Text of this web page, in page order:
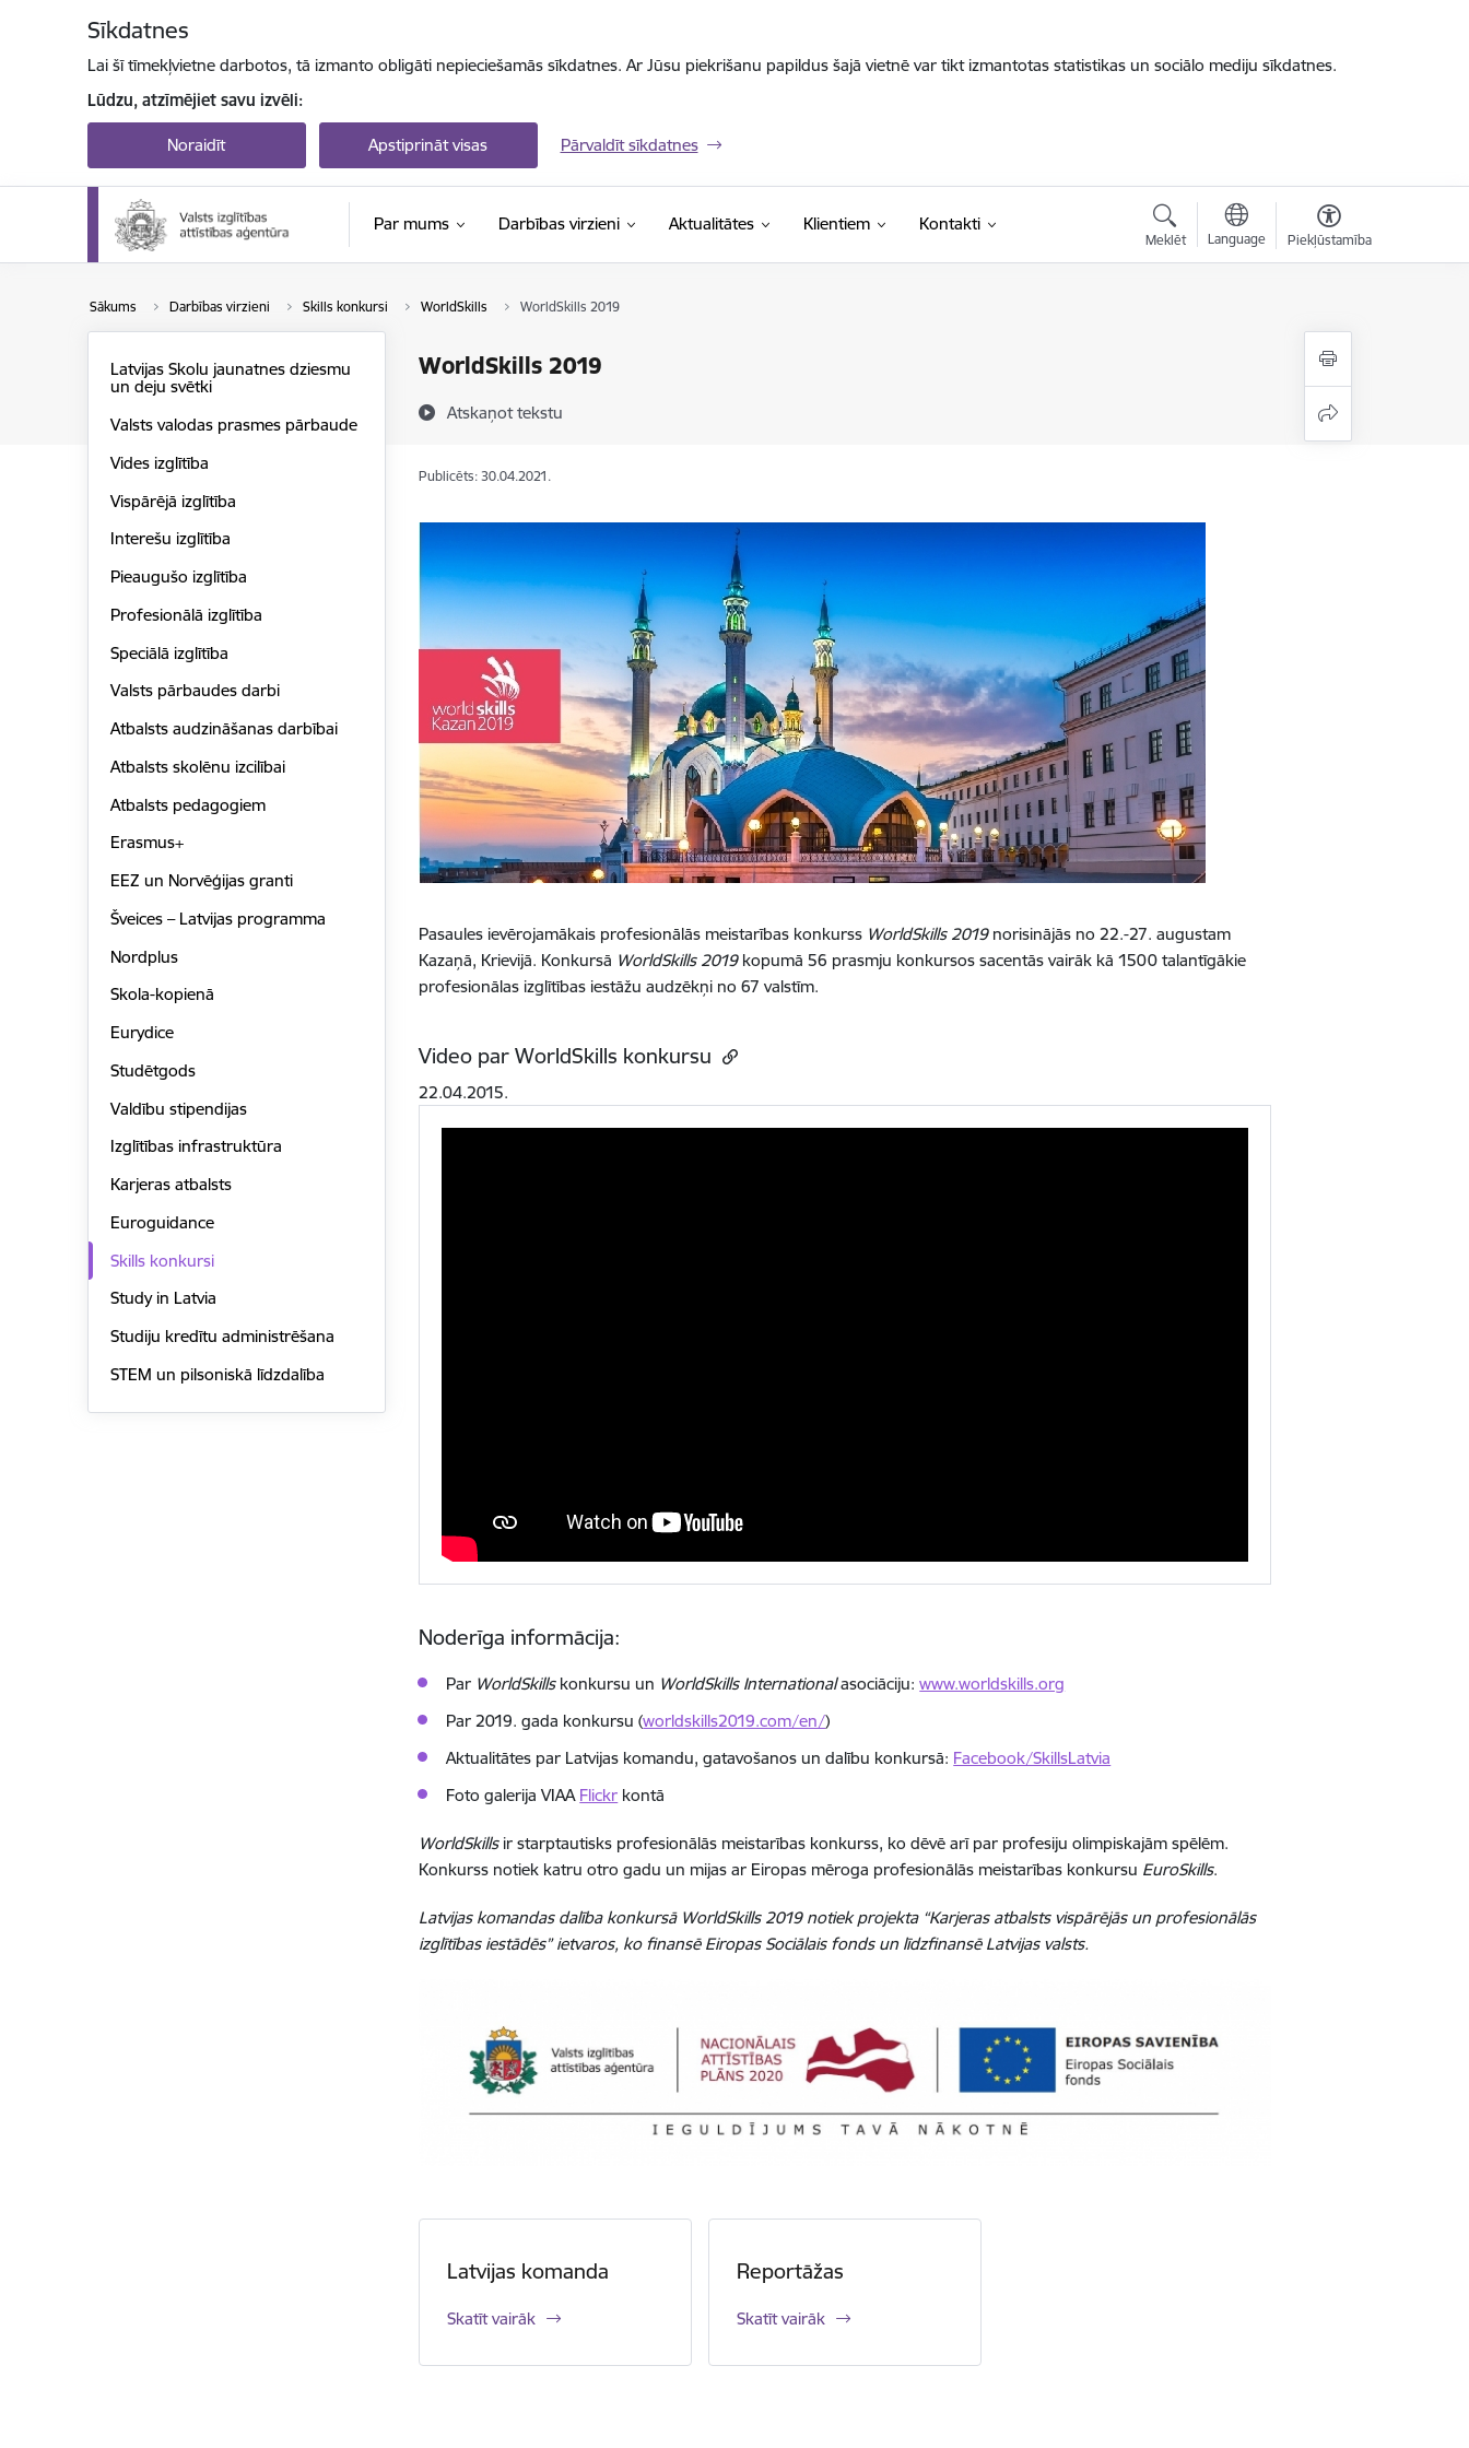
Sīkdatnes
Lai šī tīmekļvietne darbotos, tā izmanto obligāti nepieciešamās sīkdatnes. Ar Jūsu piekrišanu papildus šajā vietnē var tikt izmantotas statistikas un sociālo mediju sīkdatnes.
Lūdzu, atzīmējiet savu izvēli:
Noraidīt Apstiprināt visas Pārvaldīt sīkdatnes
Par mums Darbības virzieni Aktualitātes Klientiem Kontakti
Meklēt Language Piekļūstamība
Sākums Darbības virzieni Skills konkursi WorldSkills WorldSkills 2019
WorldSkills 2019
Atskaņot tekstu
Latvijas Skolu jaunatnes dziesmu
un deju svētki
Valsts valodas prasmes pārbaude
Vides izglītība
Vispārējā izglītība
Interešu izglītība
Pieaugušo izglītība
Profesionālā izglītība
Speciālā izglītība
Valsts pārbaudes darbi
Atbalsts audzināšanas darbībai
Atbalsts skolēnu izcilībai
Atbalsts pedagogiem
Erasmus+
EEZ un Norvēģijas granti
Šveices – Latvijas programma
Nordplus
Skola-kopienā
Eurydice
Studētgods
Valdību stipendijas
Izglītības infrastruktūra
Karjeras atbalsts
Euroguidance
Skills konkursi
Study in Latvia
Studiju kredītu administrēšana
STEM un pilsoniskā līdzdalība
Publicēts: 30.04.2021.
Pasaules ievērojamākais profesionālās meistarības konkurss WorldSkills 2019norisinājās no 22.-27. augustam
Kazaņā, Krievijā. Konkursā WorldSkills 2019kopumā 56 prasmju konkursos sacentās vairāk kā 1500 talantīgākie
profesionālas izglītības iestāžu audzēkņi no 67 valstīm.
Video par WorldSkills konkursu
22.04.2015.
Noderīga informācija:
Par WorldSkillskonkursu un WorldSkills Internationalasociāciju:www.worldskills.org
Par 2019. gada konkursu (worldskills2019.com/en/)
Aktualitātes par Latvijas komandu, gatavošanos un dalību konkursā: Facebook/SkillsLatvia
Foto galerija VIAA Flickr kontā
WorldSkillsir starptautisks profesionālās meistarības konkurss, ko dēvē arī par profesiju olimpiskajām spēlēm.
Konkurss notiek katru otro gadu un mijas ar Eiropas mēroga profesionālās meistarības konkursu EuroSkills.
Latvijas komandas dalība konkursā WorldSkills 2019 notiek projekta “Karjeras atbalsts vispārējās un profesionālās
izglītības iestādēs” ietvaros, ko finansē Eiropas Sociālais fonds un līdzfinansē Latvijas valsts.
Latvijas komanda
Skatīt vairāk
Reportāžas
Skatīt vairāk